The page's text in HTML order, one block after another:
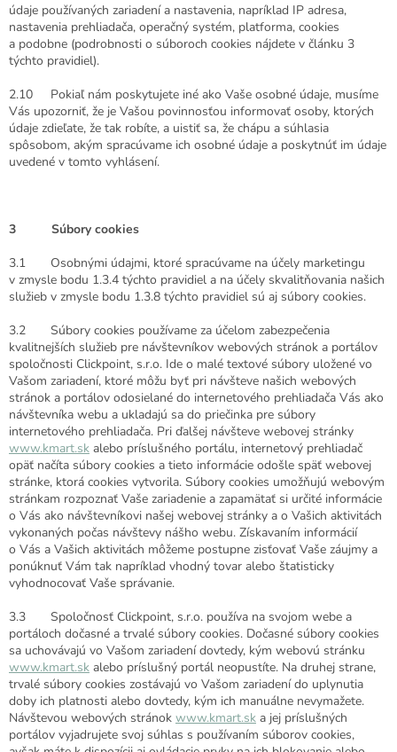
údaje používaných zariadení a nastavenia, napríklad IP adresa,
nastavenia prehliadača, operačný systém, platforma, cookies
a podobne (podrobnosti o súboroch cookies nájdete v článku 3
týchto pravidiel).
2.10 Pokiaľ nám poskytujete iné ako Vaše osobné údaje, musíme
Vás upozorniť, že je Vašou povinnosťou informovať osoby, ktorých
údaje zdieľate, že tak robíte, a uistiť sa, že chápu a súhlasia
spôsobom, akým spracúvame ich osobné údaje a poskytnúť im údaje
uvedené v tomto vyhlásení.
3 Súbory cookies
3.1 Osobnými údajmi, ktoré spracúvame na účely marketingu
v zmysle bodu 1.3.4 týchto pravidiel a na účely skvalitňovania našich
služieb v zmysle bodu 1.3.8 týchto pravidiel sú aj súbory cookies.
3.2 Súbory cookies používame za účelom zabezpečenia
kvalitnejších služieb pre návštevníkov webových stránok a portálov
spoločnosti Clickpoint, s.r.o. Ide o malé textové súbory uložené vo
Vašom zariadení, ktoré môžu byť pri návšteve našich webových
stránok a portálov odosielané do internetového prehliadača Vás ako
návštevníka webu a ukladajú sa do priečinka pre súbory
internetového prehliadača. Pri ďalšej návšteve webovej stránky
www.kmart.sk alebo príslušného portálu, internetový prehliadač
opäť načíta súbory cookies a tieto informácie odošle späť webovej
stránke, ktorá cookies vytvorila. Súbory cookies umožňujú webovým
stránkam rozpoznať Vaše zariadenie a zapamätať si určité informácie
o Vás ako návštevníkovi našej webovej stránky a o Vašich aktivitách
vykonaných počas návštevy nášho webu. Získavaním informácií
o Vás a Vašich aktivitách môžeme postupne zisťovať Vaše záujmy a
ponúknuť Vám tak napríklad vhodný tovar alebo štatisticky
vyhodnocovať Vaše správanie.
3.3 Spoločnosť Clickpoint, s.r.o. používa na svojom webe a
portáloch dočasné a trvalé súbory cookies. Dočasné súbory cookies
sa uchovávajú vo Vašom zariadení dovtedy, kým webovú stránku
www.kmart.sk alebo príslušný portál neopustíte. Na druhej strane,
trvalé súbory cookies zostávajú vo Vašom zariadení do uplynutia
doby ich platnosti alebo dovtedy, kým ich manuálne nevymažete.
Návštevou webových stránok www.kmart.sk a jej príslušných
portálov vyjadrujete svoj súhlas s používaním súborov cookies,